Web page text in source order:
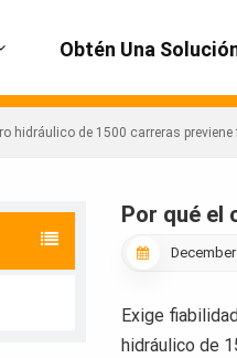
Obtén Una
hidráulico de 1500 carreras
Por qué el
Exige
hidráulico de